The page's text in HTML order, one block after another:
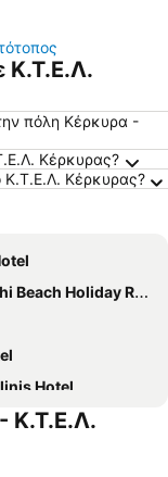
Κ.Τ.Ε.Λ.
πόλη Κέρκυρα -
Κέρκυρας?
Κ.Τ.Ε.Λ. Κέρκυρας?
Holiday Resort
Hotel
Κ.Τ.Ε.Λ.